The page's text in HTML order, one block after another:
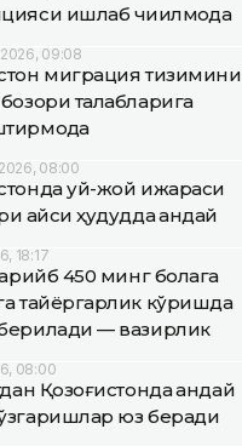
ишлаб чиқилмоқда
09:08
миграция тизимини
талабларига
08:00
уй-жой ижараси
қайси ҳудудда қандай
18:17
450 минг болага
тайёргарлик кўришда
— вазирлик
08:00
Қозоғистонда қандай
юз беради